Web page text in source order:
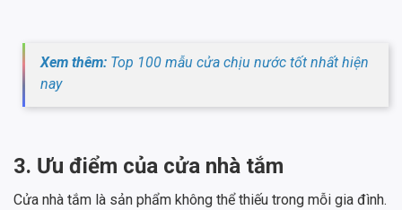
Xem thêm: Top 100 mẫu cửa chịu nước tốt nhất hiện
nay
3. Ưu điểm của cửa nhà tắm
Cửa nhà tắm là sản phẩm không thể thiếu trong mỗi gia đình.